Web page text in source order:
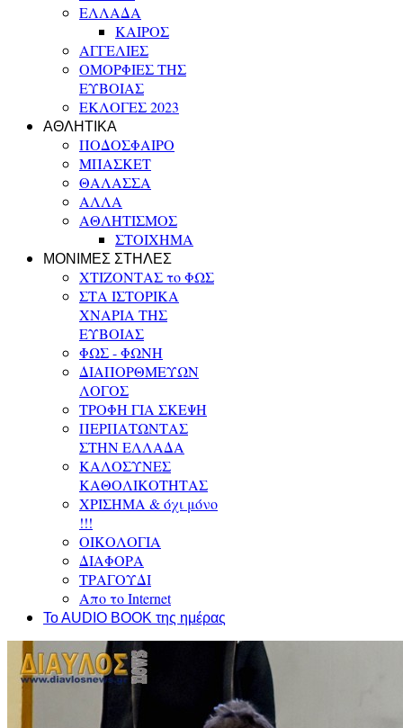
ΕΛΛΑΔΑ
ΚΑΙΡΟΣ
ΑΓΓΕΛΙΕΣ
ΟΜΟΡΦΙΕΣ ΤΗΣ
ΕΥΒΟΙΑΣ
ΕΚΛΟΓΕΣ 2023
ΑΘΛΗΤΙΚΑ
ΠΟΔΟΣΦΑΙΡΟ
ΜΠΑΣΚΕΤ
ΘΑΛΑΣΣΑ
ΑΛΛΑ
ΑΘΛΗΤΙΣΜΟΣ
ΣΤΟΙΧΗΜΑ
ΜΟΝΙΜΕΣ ΣΤΗΛΕΣ
ΧΤΙΖΟΝΤΑΣ το ΦΩΣ
ΣΤΑ ΙΣΤΟΡΙΚΑ
ΧΝΑΡΙΑ ΤΗΣ
ΕΥΒΟΙΑΣ
ΦΩΣ - ΦΩΝΗ
ΔΙΑΠΟΡΘΜΕΥΩΝ
ΛΟΓΟΣ
ΤΡΟΦΗ ΓΙΑ ΣΚΕΨΗ
ΠΕΡΠΑΤΩΝΤΑΣ
ΣΤΗΝ ΕΛΛΑΔΑ
ΚΑΛΟΣΥΝΕΣ
ΚΑΘΟΛΙΚΟΤΗΤΑΣ
ΧΡΙΣΗΜΑ & όχι μόνο
!!!
ΟΙΚΟΛΟΓΙΑ
ΔΙΑΦΟΡΑ
ΤΡΑΓΟΥΔΙ
Απο το Internet
To AUDIO BOOK της ημέρας